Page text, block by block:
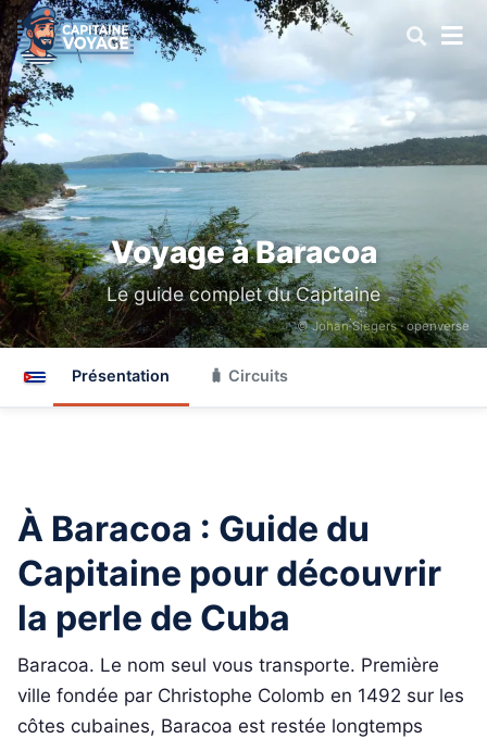
Voyage à Baracoa
Le guide complet du Capitaine
© Johan Siegers ·openverse
Présentation 🧳 Circuits
À Baracoa : Guide du
Capitaine pour découvrir
la perle de Cuba
Baracoa. Le nom seul vous transporte. Première
ville fondée par Christophe Colomb en 1492 sur les
côtes cubaines, Baracoa est restée longtemps